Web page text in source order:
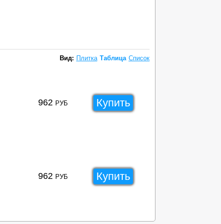
Вид: Плитка Таблица Список
962 РУБ Купить
962 РУБ Купить